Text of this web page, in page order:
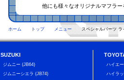
他にも様々なオリジナルマフラ
ホーム トップ メニュー スペシャルパーツ ラ
SUZUKI
ジムニー (JB64)
ジムニーシエラ (JB74)
ハイエ
ハイラ